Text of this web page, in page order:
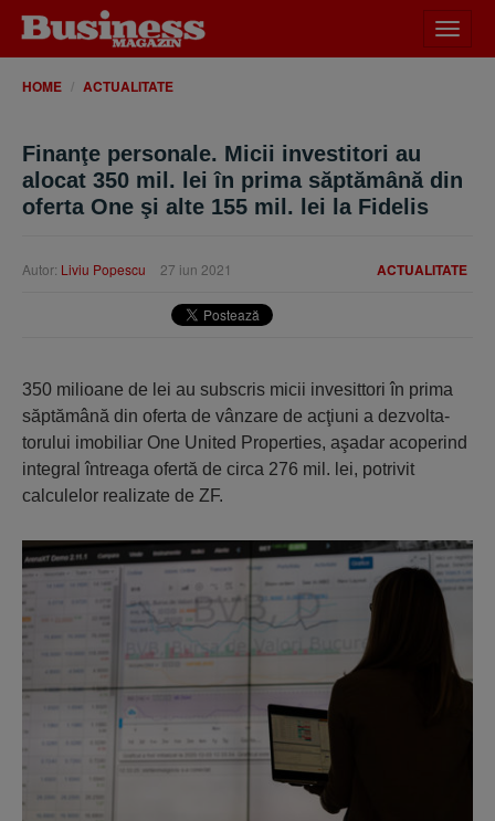
meniu
HOME ACTUALITATE
Finanţe personale. Micii investitori au
alocat 350 mil. lei în prima săptămână din
oferta One şi alte 155 mil. lei la Fidelis
ACTUALITATE
Autor: Liviu Popescu 27 iun 2021
350 milioane de lei au subscris micii invesittori în prima
săptămână din oferta de vânzare de acţiuni a dezvolta­
torului imobiliar One United Properties, aşadar aco­perind
integral întreaga ofertă de circa 276 mil. lei, po­trivit
calculelor realizate de ZF.